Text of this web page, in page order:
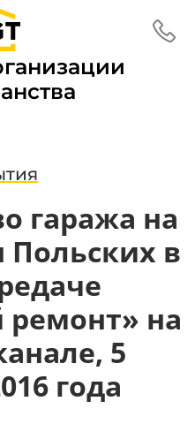
гаража на
в
на
5
года